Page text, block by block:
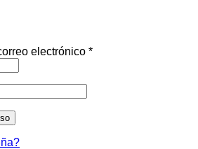
electrónico *Obligatorio